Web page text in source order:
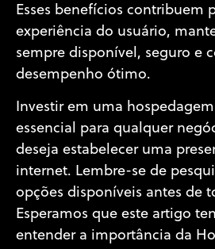
Esses benefícios contribuem
experiência do usuário,
sempre disponível, seguro e
desempenho ótimo.
Investir em uma
essencial para qualquer
deseja estabelecer uma
internet. Lembre-se de
opções disponíveis antes de
Esperamos que este artigo
entender a importância da